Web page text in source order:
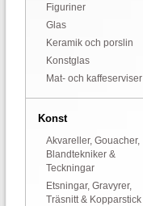
Figuriner
Glas
Keramik och porslin
Konstglas
Mat- och kaffeserviser
Konst
Akvareller, Gouacher,
Blandtekniker &
Teckningar
Etsningar, Gravyrer,
Träsnitt & Kopparstick